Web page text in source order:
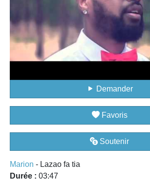
Demander
Favoris
Soutenir
Marion - Lazao fa tia
Durée : 03:47